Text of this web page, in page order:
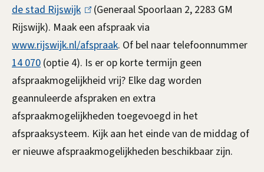
de stad Rijswijk
l
i
n
k
i
s
e
x
(Generaal Spoorlaan 2, 2283 GM
Rijswijk). Maak een afspraak via
www.rijswijk.nl/afspraak. Of bel naar telefoonnummer
14 070 (optie 4). Is er op korte termijn geen
afspraakmogelijkheid vrij? Elke dag worden
geannuleerde afspraken en extra
afspraakmogelijkheden toegevoegd in het
afspraaksysteem. Kijk aan het einde van de middag of
er nieuwe afspraakmogelijkheden beschikbaar zijn.